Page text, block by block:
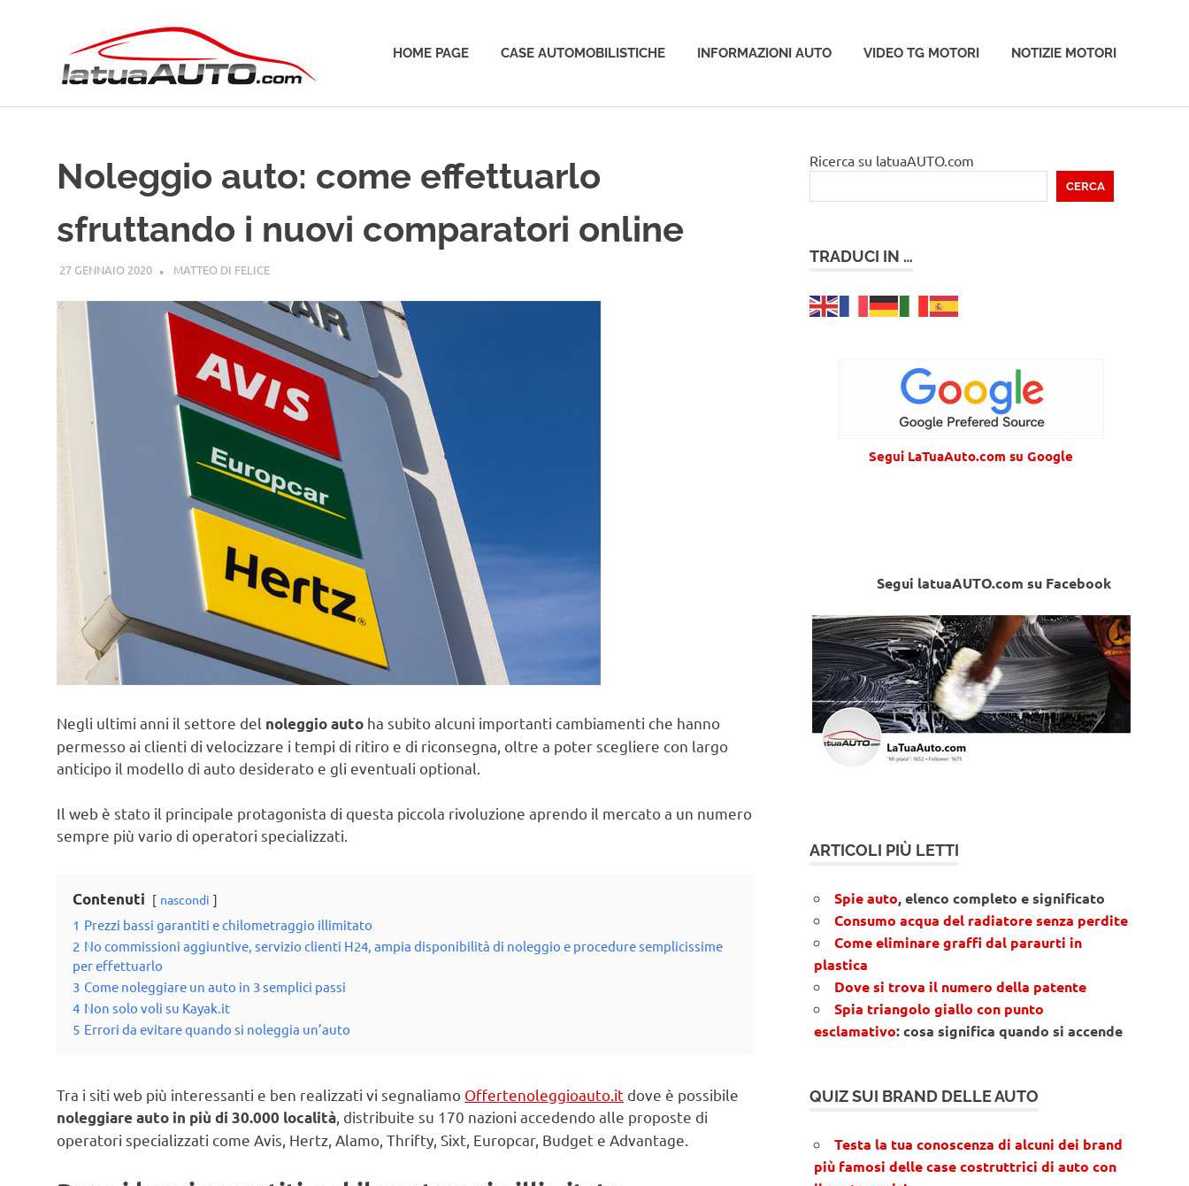
HOME PAGE CASE AUTOMOBILISTICHE INFORMAZIONI AUTO VIDEO TG MOTORI NOTIZIE MOTORI
Noleggio auto: come effettuarlo
sfruttando i nuovi comparatori online
27 GENNAIO 2020 MATTEO DI FELICEGUIDE
Negli ultimi anni il settore del noleggio auto ha subito alcuni importanti cambiamenti che hanno
permesso ai clienti di velocizzare i tempi di ritiro e di riconsegna, oltre a poter scegliere con largo
anticipo il modello di auto desiderato e gli eventuali optional.
Il web è stato il principale protagonista di questa piccola rivoluzione aprendo il mercato a un numero
sempre più vario di operatori specializzati.
Contenuti nascondi
1 Prezzi bassi garantiti e chilometraggio illimitato
2 No commissioni aggiuntive, servizio clienti H24, ampia disponibilità di noleggio e procedure semplicissime
per effettuarlo
3 Come noleggiare un auto in 3 semplici passi
4 Non solo voli su Kayak.it
5 Errori da evitare quando si noleggia un’auto
Tra i siti web più interessanti e ben realizzati vi segnaliamo Offertenoleggioauto.it dove è possibile
noleggiare auto in più di 30.000 località , distribuite su 170 nazioni accedendo alle proposte di
operatori specializzati come Avis, Hertz, Alamo, Thrifty, Sixt, Europcar, Budget e Advantage.
Ricerca su latuaAUTO.com
CERCA
TRADUCI IN …
Segui LaTuaAuto.com su Google
Segui latuaAUTO.com su Facebook
ARTICOLI PIÙ LETTI
Spie auto, elenco completo e significato
Consumo acqua del radiatore senza perdite
Come eliminare graffi dal paraurti in
plastica
Dove si trova il numero della patente
Spia triangolo giallo con punto
esclamativo: cosa significa quando si accende
QUIZ SUI BRAND DELLE AUTO
Testa la tua conoscenza di alcuni dei brand
più famosi delle case costruttrici di auto con